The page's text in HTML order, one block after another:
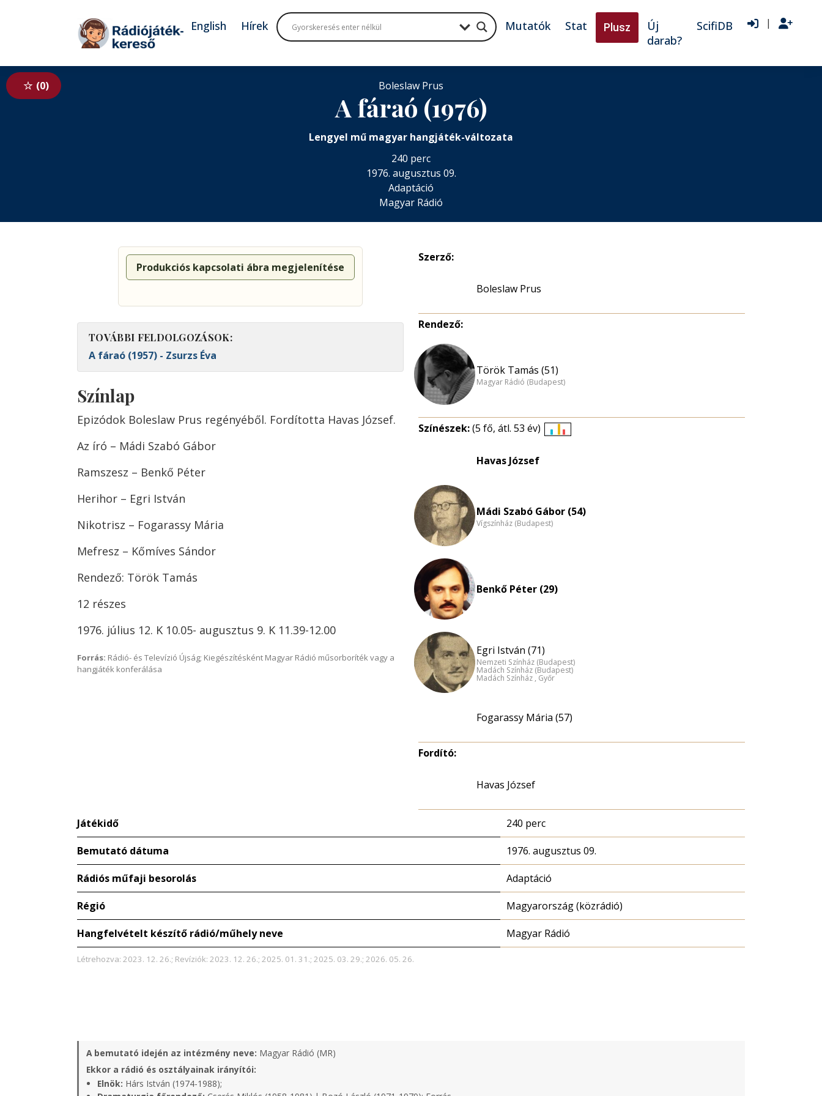
Tovább a tartalomhoz
English Hírek Mutatók Stat Plusz
Új
darab?
ScifiDB |
0 Boleslaw Prus
A fáraó (1976)
Lengyel mű magyar hangjáték-változata
240 perc
1976. augusztus 09.
Adaptáció
Magyar Rádió
Produkciós kapcsolati ábra megjelenítése
TOVÁBBI FELDOLGOZÁSOK:
A fáraó (1957) - Zsurzs Éva
Színlap
Epizódok Boleslaw Prus regényéből. Fordította Havas József.
Az író – Mádi Szabó Gábor
Ramszesz – Benkő Péter
Herihor – Egri István
Nikotrisz – Fogarassy Mária
Mefresz – Kőmíves Sándor
Rendező: Török Tamás
12 részes
1976. július 12. K 10.05- augusztus 9. K 11.39-12.00
Forrás: Rádió- és Televízió Újság; Kiegészítésként Magyar Rádió műsorboríték vagy a
hangjáték konferálása
Szerző:
Boleslaw Prus
Rendező:
Török Tamás (51)
Magyar Rádió (Budapest)
Színészek:(5 fő, átl. 53 év)
Havas József
Mádi Szabó Gábor (54)
Vígszínház (Budapest)
Benkő Péter (29)
Egri István (71)
Nemzeti Színház (Budapest)
Madách Színház (Budapest)
Madách Színház , Győr
Fogarassy Mária (57)
Fordító:
Havas József
Játékidő 240 perc
Bemutató dátuma 1976. augusztus 09.
Rádiós műfaji besorolás Adaptáció
Régió Magyarország (közrádió)
Hangfelvételt készítő rádió/műhely neve Magyar Rádió
Létrehozva: 2023. 12. 26.; Revíziók: 2023. 12. 26.; 2025. 01. 31.; 2025. 03. 29.; 2026. 05. 26.
A bemutató idején az intézmény neve: Magyar Rádió (MR)
Ekkor a rádió és osztályainak irányítói:
Elnök: Hárs István (1974-1988);